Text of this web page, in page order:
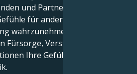
und Partnerschaften als
für andere, Führung und
wahrzunehmen. In diesen
Verständnis und die
Ihre Gefühle ebenso stark